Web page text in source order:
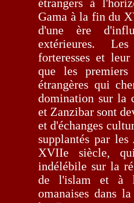
étrangers à
Gama à la fin du
d'une ère
extérieures.
forteresses et
que les premiers
étrangères qui
domination sur la
et Zanzibar sont
et d'échanges
supplantés par
XVIIe siècle,
indélébile sur la
de l'islam et à
omanaises dans